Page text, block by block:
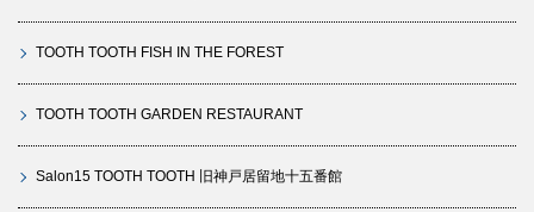
TOOTH TOOTH FISH IN THE FOREST
TOOTH TOOTH GARDEN RESTAURANT
Salon15 TOOTH TOOTH 旧神戸居留地十五番館